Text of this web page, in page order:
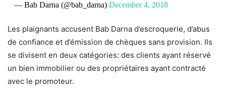
— Bab Darna (@bab_darna) December 4, 2018
Les plaignants accusent Bab Darna d’escroquerie, d’abus
de confiance et d’émission de chèques sans provision. Ils
se divisent en deux catégories: des clients ayant réservé
un bien immobilier ou des propriétaires ayant contracté
avec le promoteur.